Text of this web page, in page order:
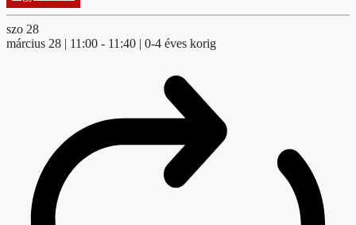
szo 28
március 28 | 11:00 - 11:40 | 0-4 éves korig